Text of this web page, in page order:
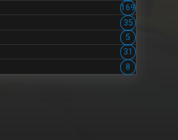
169
35
5
31
8